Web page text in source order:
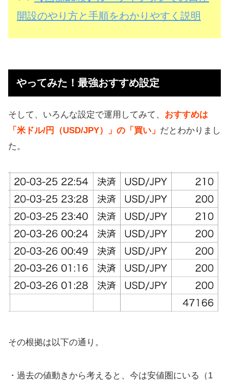
開設のやり方と手順をわかりやすく説明
やってみた！最強おすすめ設定
そして、いろんな設定で運用してみて、 おすすめは
「米ドル/円（USD/JPY）」の「買い」 だとわかりまし
た。
その根拠は以下の通り。
・過去の値動きから考えると、今は安値圏にいる（1